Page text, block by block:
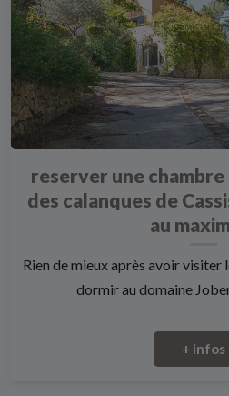
reserver une
des calanques de
au
Rien de mieux après avoir visiter
dormir au domaine
+ infos